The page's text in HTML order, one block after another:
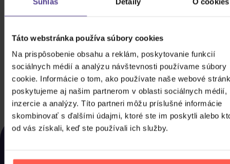
Táto webstránka používa súbory cookies
Na prispôsobenie obsahu a reklám, poskytovanie funkcií
sociálnych médií a analýzu návštevnosti používame súbory
cookie. Informácie o tom, ako používate naše webové
poskytujeme aj našim partnerom v oblasti sociálnych médií,
inzercie a analýzy. Títo partneri môžu príslušné informácie
skombinovať s ďalšími údajmi, ktoré ste im poskytli alebo
od vás získali, keď ste používali ich služby.
texty, na které se nedostalo
3CD
Skladom 30,20 €
DO KOŠÍKA
NAPOSLEDY ZOBRAZENÉ
najdete, co jste si u nás naposled prohlíželi, abyste si